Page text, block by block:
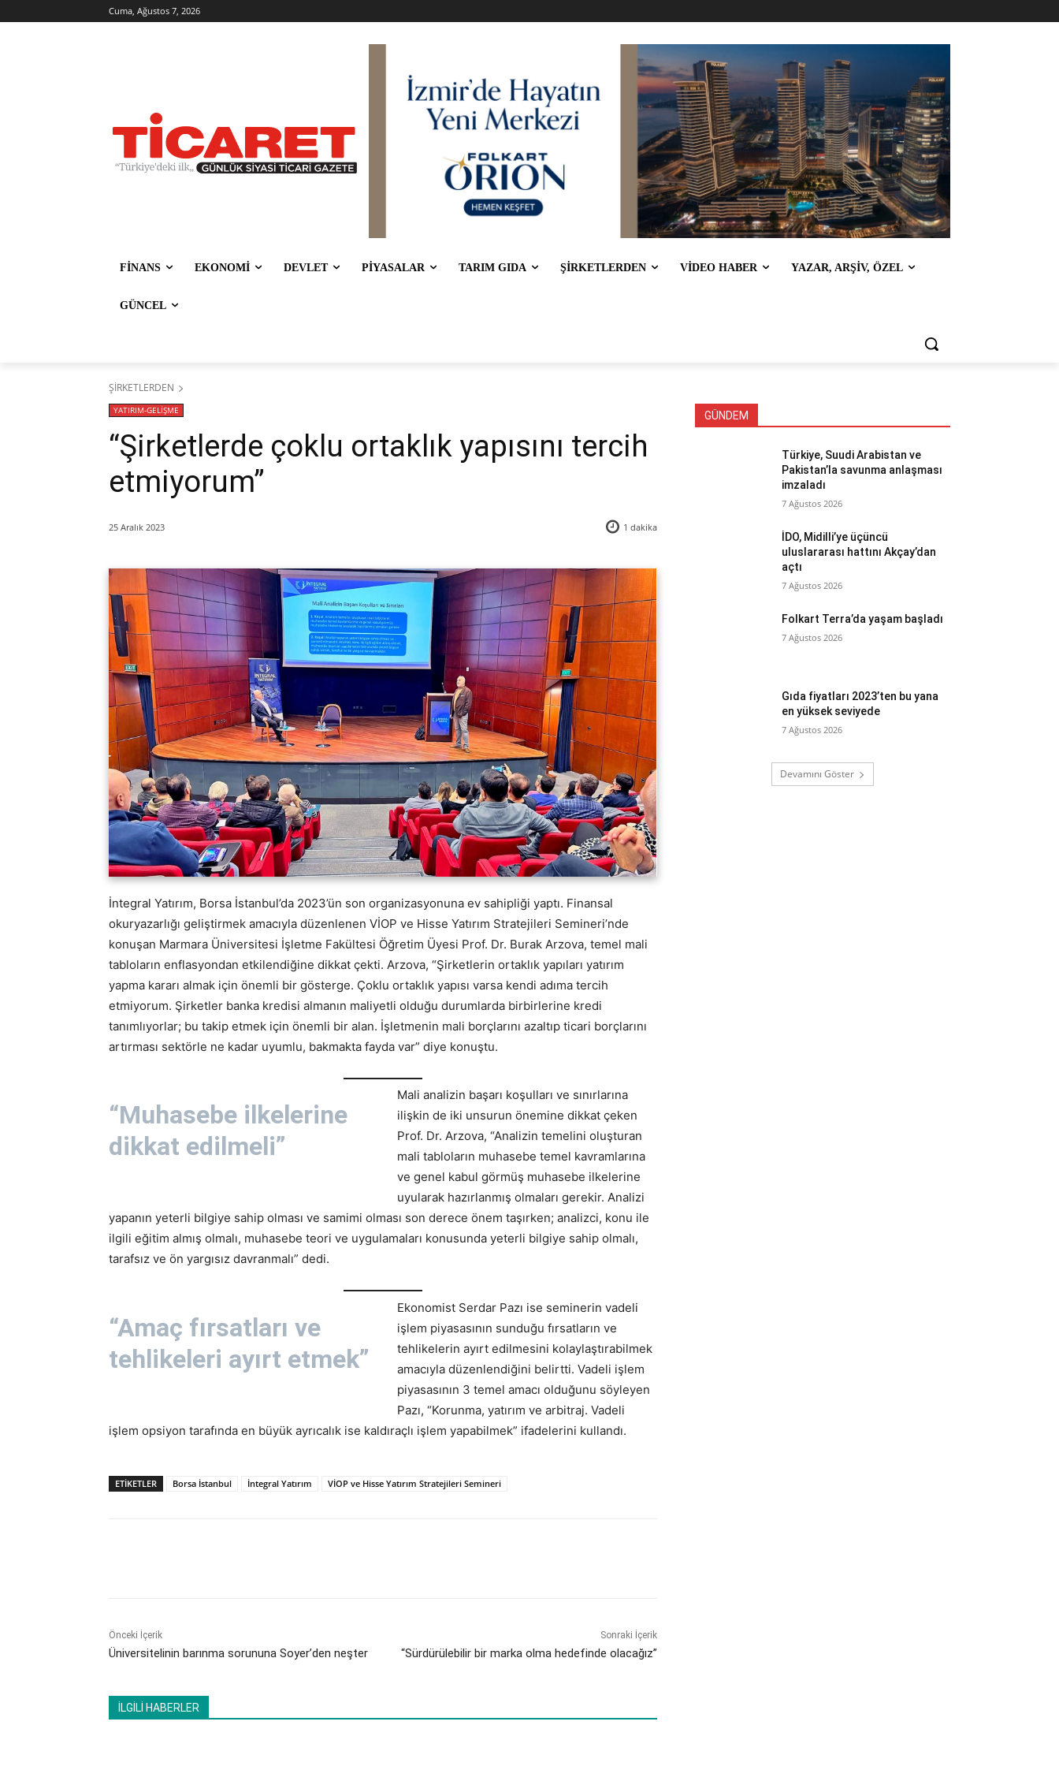
Cuma, Ağustos 7, 2026
FİNANS EKONOMİ DEVLET PİYASALAR TARIM GIDA ŞİRKETLERDEN VİDEO HABER YAZAR, ARŞİV, ÖZEL
GÜNCEL
ŞİRKETLERDEN
YATIRIM-GELİŞME
“Şirketlerde çoklu ortaklık yapısını tercih
etmiyorum”
25 Aralık 2023 1 dakika
İntegral Yatırım, Borsa İstanbul’da 2023’ün son organizasyonuna ev sahipliği yaptı. Finansal
okuryazarlığı geliştirmek amacıyla düzenlenen VİOP ve Hisse Yatırım Stratejileri Semineri’nde
konuşan Marmara Üniversitesi İşletme Fakültesi Öğretim Üyesi Prof. Dr. Burak Arzova, temel mali
tabloların enflasyondan etkilendiğine dikkat çekti. Arzova, “Şirketlerin ortaklık yapıları yatırım
yapma kararı almak için önemli bir gösterge. Çoklu ortaklık yapısı varsa kendi adıma tercih
etmiyorum. Şirketler banka kredisi almanın maliyetli olduğu durumlarda birbirlerine kredi
tanımlıyorlar; bu takip etmek için önemli bir alan. İşletmenin mali borçlarını azaltıp ticari borçlarını
artırması sektörle ne kadar uyumlu, bakmakta fayda var” diye konuştu.
“Muhasebe ilkelerine
dikkat edilmeli”
Mali analizin başarı koşulları ve sınırlarına
ilişkin de iki unsurun önemine dikkat çeken
Prof. Dr. Arzova, “Analizin temelini oluşturan
mali tabloların muhasebe temel kavramlarına
ve genel kabul görmüş muhasebe ilkelerine
uyularak hazırlanmış olmaları gerekir. Analizi
yapanın yeterli bilgiye sahip olması ve samimi olması son derece önem taşırken; analizci, konu ile
ilgili eğitim almış olmalı, muhasebe teori ve uygulamaları konusunda yeterli bilgiye sahip olmalı,
tarafsız ve ön yargısız davranmalı” dedi.
“Amaç fırsatları ve
tehlikeleri ayırt etmek”
Ekonomist Serdar Pazı ise seminerin vadeli
işlem piyasasının sunduğu fırsatların ve
tehlikelerin ayırt edilmesini kolaylaştırabilmek
amacıyla düzenlendiğini belirtti. Vadeli işlem
piyasasının 3 temel amacı olduğunu söyleyen
Pazı, “Korunma, yatırım ve arbitraj. Vadeli
işlem opsiyon tarafında en büyük ayrıcalık ise kaldıraçlı işlem yapabilmek” ifadelerini kullandı.
ETİKETLER Borsa İstanbul İntegral Yatırım VİOP ve Hisse Yatırım Stratejileri Semineri
Önceki İçerik
Üniversitelinin barınma sorununa Soyer’den neşter
Sonraki İçerik
“Sürdürülebilir bir marka olma hedefinde olacağız”
İLGİLİ HABERLER
GÜNDEM
Türkiye, Suudi Arabistan ve
Pakistan’la savunma anlaşması
imzaladı
7 Ağustos 2026
İDO, Midilli’ye üçüncü
uluslararası hattını Akçay’dan
açtı
7 Ağustos 2026
Folkart Terra’da yaşam başladı
7 Ağustos 2026
Gıda fiyatları 2023’ten bu yana
en yüksek seviyede
7 Ağustos 2026
Devamını Göster